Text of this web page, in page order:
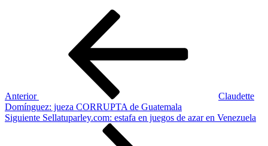
Anterior
Claudette
Domínguez: jueza CORRUPTA de Guatemala
Siguiente
Siguiente Sellatuparley.com: estafa en juegos de azar en Venezuela